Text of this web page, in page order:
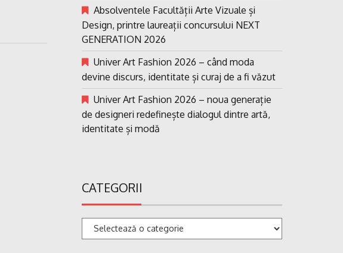
Absolventele Facultății Arte Vizuale și
Design, printre laureații concursului NEXT
GENERATION 2026
Univer Art Fashion 2026 – când moda
devine discurs, identitate și curaj de a fi văzut
Univer Art Fashion 2026 – noua generație
de designeri redefinește dialogul dintre artă,
identitate și modă
CATEGORII
Categorii